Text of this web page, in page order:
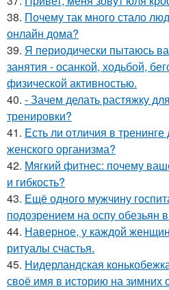
38. Почему так много стало
онлайн дома?
39. Я периодически пытаюсь
занятия - осанкой, ходьбой,
физической активностью.
40. - Зачем делать растяжку
тренировки?
41. Есть ли отличия в
женского организма?
42. Мягкий фитнес: почему
и гибкость?
43. Ещё одного мужчину
подозрением на оспу обезьян
44. Наверное, у каждой
ритуалы счастья.
45. Нидерландская
своё имя в историю на зимних